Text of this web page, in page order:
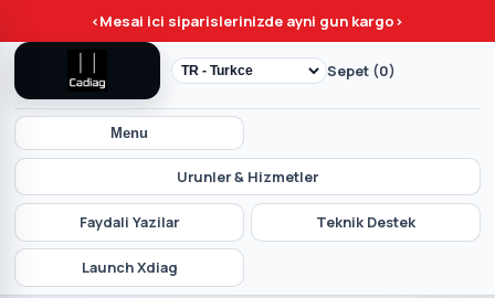
<Mesai ici siparislerinizde ayni gun kargo>
Menu
Urunler & Hizmetler
Faydali Yazilar Teknik Destek
Launch Xdiag
Sepet (0)